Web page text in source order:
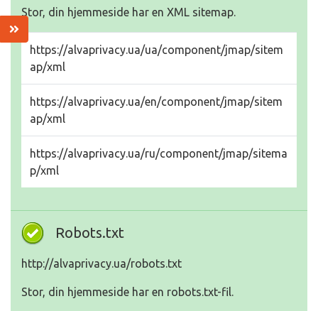
Stor, din hjemmeside har en XML sitemap.
https://alvaprivacy.ua/ua/component/jmap/sitem
ap/xml
https://alvaprivacy.ua/en/component/jmap/sitem
ap/xml
https://alvaprivacy.ua/ru/component/jmap/sitema
p/xml
Robots.txt
http://alvaprivacy.ua/robots.txt
Stor, din hjemmeside har en robots.txt-fil.